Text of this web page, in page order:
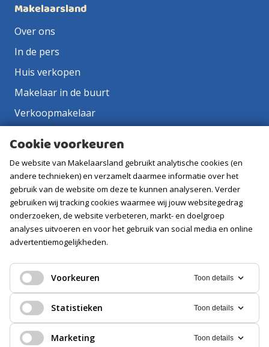
Makelaarsland
Over ons
In de pers
Huis verkopen
Makelaar in de buurt
Verkoopmakelaar
Vacatures
Volg ons
Cookie voorkeuren
De website van Makelaarsland gebruikt analytische cookies (en
andere technieken) en verzamelt daarmee informatie over het
gebruik van de website om deze te kunnen analyseren. Verder
gebruiken wij tracking cookies waarmee wij jouw websitegedrag
onderzoeken, de website verbeteren, markt- en doelgroep
analyses uitvoeren en voor het gebruik van social media en online
advertentiemogelijkheden.
Voorkeuren Toon details
Statistieken Toon details
Marketing Toon details